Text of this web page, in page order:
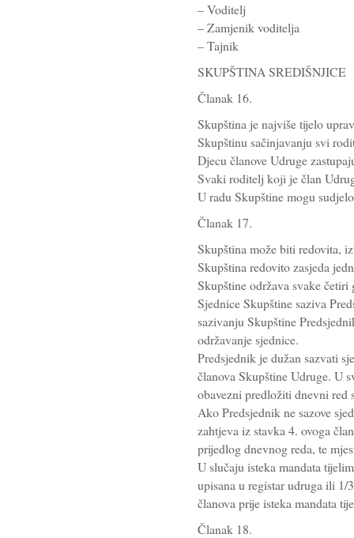
– Voditelj
– Zamjenik voditelja
– Tajnik
SKUPŠTINA SREDIŠNJICE
Članak 16.
Skupština je najviše tijelo
Skupštinu sačinjavanju svi
Djecu članove Udruge
Svaki roditelj koji je član
U radu Skupštine mogu
Članak 17.
Skupština može biti redovita,
Skupština redovito zasjeda
Skupštine održava svake četiri
Sjednice Skupštine saziva
sazivanju Skupštine
održavanje sjednice.
Predsjednik je dužan sazvati
članova Skupštine Udruge. U
obavezni predložiti dnevni red
Ako Predsjednik ne sazove
zahtjeva iz stavka 4. ovoga
prijedlog dnevnog reda, te
U slučaju isteka mandata
upisana u registar udruga ili
članova prije isteka mandata
Članak 18.